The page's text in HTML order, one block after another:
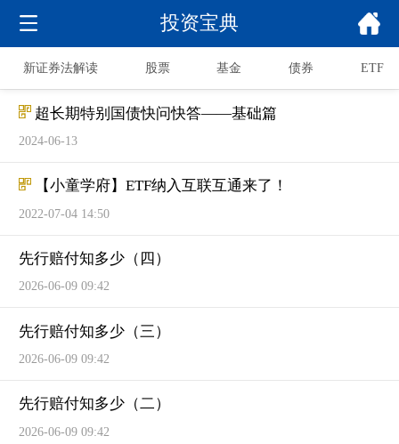
投资宝典
新证券法解读 股票 基金 债券 ETF
超长期特别国债快问快答——基础篇
2024-06-13
【小童学府】ETF纳入互联互通来了！
2022-07-04 14:50
先行赔付知多少（四）
2026-06-09 09:42
先行赔付知多少（三）
2026-06-09 09:42
先行赔付知多少（二）
2026-06-09 09:42